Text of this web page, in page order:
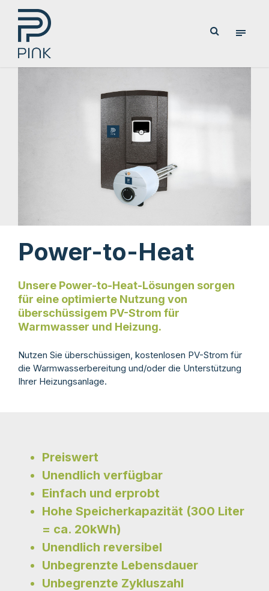
Power-to-Heat
Unsere Power-to-Heat-Lösungen sorgen
für eine optimierte Nutzung von
überschüssigem PV-Strom für
Warmwasser und Heizung.
Nutzen Sie überschüssigen, kostenlosen PV-Strom für
die Warmwasserbereitung und/oder die Unterstützung
Ihrer Heizungsanlage.
Preiswert
Unendlich verfügbar
Einfach und erprobt
Hohe Speicherkapazität (300 Liter
= ca. 20kWh)
Unendlich reversibel
Unbegrenzte Lebensdauer
Unbegrenzte Zykluszahl